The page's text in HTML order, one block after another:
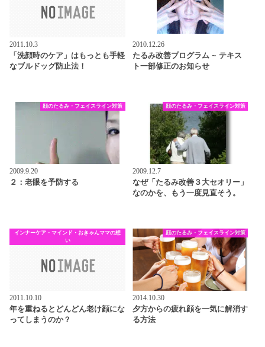
2011.10.3
「洗顔時のケア」はもっとも手軽
なブルドッグ防止法！
2010.12.26
たるみ改善プログラム ~ テキス
ト一部修正のお知らせ
顔のたるみ・フェイスライン対策
2009.9.20
２：老眼を予防する
顔のたるみ・フェイスライン対策
2009.12.7
なぜ「たるみ改善３大セオリー」
なのかを、もう一度見直そう。
インナーケア・マインド・おきゃんママの想
い
2011.10.10
年を重ねるとどんどん老け顔にな
ってしまうのか？
顔のたるみ・フェイスライン対策
2014.10.30
夕方からの疲れ顔を一気に解消す
る方法